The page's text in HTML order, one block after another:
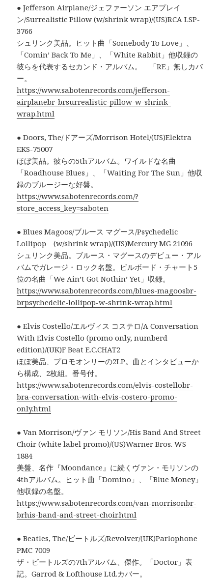
● Jefferson Airplane/ジェファーソン エアプレイ
ン/Surrealistic Pillow (w/shrink wrap)/(US)RCA LSP-
3766
シュリンク美品。ヒット曲「Somebody To Love」、
「Comin’ Back To Me」、「White Rabbit」他収録の
彼らを代表するセカンド・アルバム。 「RE」無しカバ
ー。
https://www.sabotenrecords.com/jefferson-
airplanebr-brsurrealistic-pillow-w-shrink-
wrap.html
● Doors, The/ドアーズ/Morrison Hotel/(US)Elektra
EKS-75007
ほぼ美品。彼らの5thアルバム。ワイルドな名曲
「Roadhouse Blues」、「Waiting For The Sun」他収
録のブルージーな好盤。
https://www.sabotenrecords.com/?
store_access_key=saboten
● Blues Magoos/ブルース マグース/Psychedelic
Lollipop (w/shrink wrap)/(US)Mercury MG 21096
シュリンク美品。ブルース・マグースのデビュー・アル
バムでガレージ・ロック名盤。ビルボード・チャート5
位の名曲「We Ain’t Got Nothin’ Yet」収録。
https://www.sabotenrecords.com/blues-magoosbr-
brpsychedelic-lollipop-w-shrink-wrap.html
● Elvis Costello/エルヴィス コステロ/A Conversation
With Elvis Costello (promo only, numberd
edition)/(UK)F Beat E.C.CHAT2
ほぼ美品、プロモオンリーの2LP。曲とインタビューか
ら構成、2枚組。番号付。
https://www.sabotenrecords.com/elvis-costellobr-
bra-conversation-with-elvis-costero-promo-
only.html
● Van Morrison/ヴァン モリソン/His Band And Street
Choir (white label promo)/(US)Warner Bros. WS
1884
美盤、名作『Moondance』に続くヴァン・モリソンの
4thアルバム。ヒット曲「Domino」、「Blue Money」
他収録の名盤。
https://www.sabotenrecords.com/van-morrisonbr-
brhis-band-and-street-choir.html
● Beatles, The/ビートルズ/Revolver/(UK)Parlophone
PMC 7009
ザ・ビートルズの7thアルバム、傑作。「Doctor」表
記。Garrod & Lofthouse Ltd.カバー。